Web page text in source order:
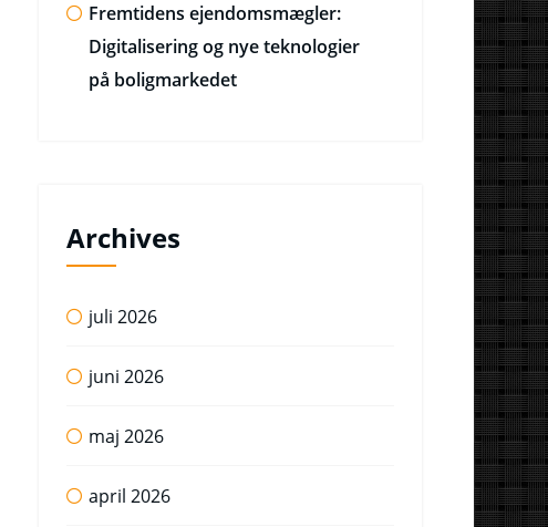
Fremtidens ejendomsmægler:
Digitalisering og nye teknologier
på boligmarkedet
Archives
juli 2026
juni 2026
maj 2026
april 2026